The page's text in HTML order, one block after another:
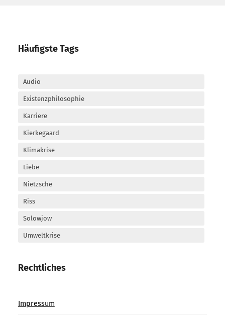
Häufigste Tags
Audio
Existenzphilosophie
Karriere
Kierkegaard
Klimakrise
Liebe
Nietzsche
Riss
Solowjow
Umweltkrise
Rechtliches
Impressum